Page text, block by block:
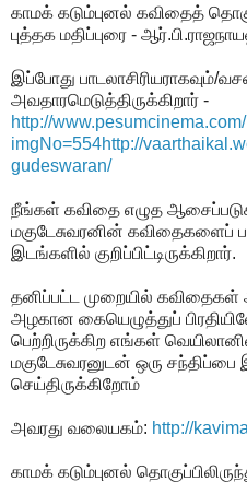
காமக் கடும்புனல் கவிதைத்
புத்தக மதிப்புரை -
இப்போது பாடலாசிரியராகவும்/
அவதாரமெடுத்திருக்கிறார் -
http://
imgNo=554http://
gudeswaran/
நீங்கள் கவிதை எழுத
மகுடேசுவரனின் கவிதைகளைப்
இடங்களில் குறிப்பிட்டிருக்கிறார்.
தனிப்பட்ட முறையில் கவிதைகள்
அழகான கையெழுத்துப்
பெற்றிருக்கிற எங்கள்
மகுடேசுவரனுடன் ஒரு சந்திப்பை
செய்திருக்கிறோம்
அவரது வலையகம்: http://
காமக் கடும்புனல்